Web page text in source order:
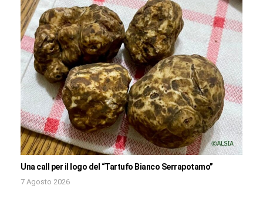
Una call per il logo del “Tartufo Bianco Serrapotamo”
7 Agosto 2026